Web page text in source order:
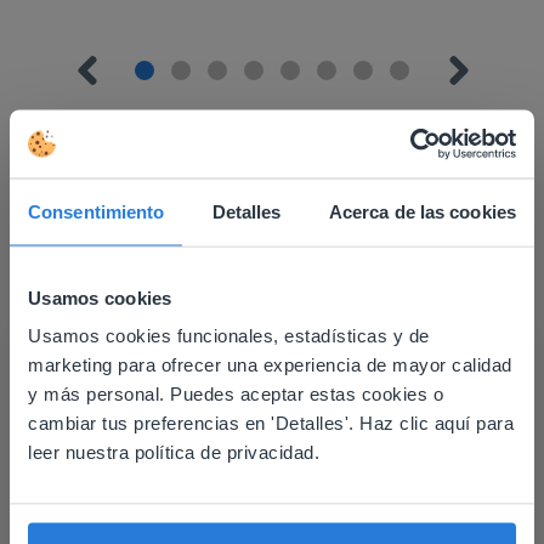
Consentimiento Detalles Acerca de las cookies
Usamos cookies
Usamos cookies funcionales, estadísticas y de
marketing para ofrecer una experiencia de mayor calidad
y más personal. Puedes aceptar estas cookies o
cambiar tus preferencias en 'Detalles'. Haz clic aquí para
leer nuestra política de privacidad.
Descubrir más!
Herramienta
This website doesn't match
your location
Based on your location, we think you might
prefer to visit our English website. There you'll
English
Español